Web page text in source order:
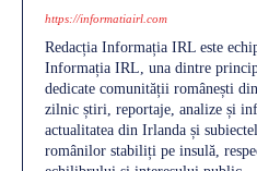
https://informatiairl.com
Redacția Informația IRL este
Informația IRL, una dintre
dedicate comunității românești
zilnic știri, reportaje, analize și
actualitatea din Irlanda și
românilor stabiliți pe insulă,